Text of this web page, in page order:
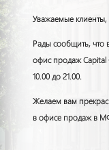
Уважаемые клиенты,
Рады сообщить,
офис продаж Capital
10.00 до 21.00.
Желаем вам
в офисе продаж в